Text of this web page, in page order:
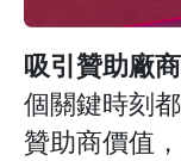
吸引贊助廠
個關鍵時刻
贊助商價值